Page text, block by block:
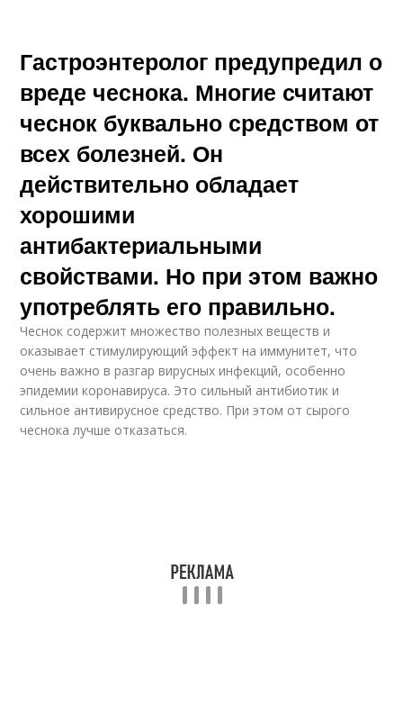
Гастроэнтеролог предупредил о
вреде чеснока. Многие считают
чеснок буквально средством от
всех болезней. Он
действительно обладает
хорошими
антибактериальными
свойствами. Но при этом важно
употреблять его правильно.
Чеснок содержит множество полезных веществ и
оказывает стимулирующий эффект на иммунитет, что
очень важно в разгар вирусных инфекций, особенно
эпидемии коронавируса. Это сильный антибиотик и
сильное антивирусное средство. При этом от сырого
чеснока лучше отказаться.